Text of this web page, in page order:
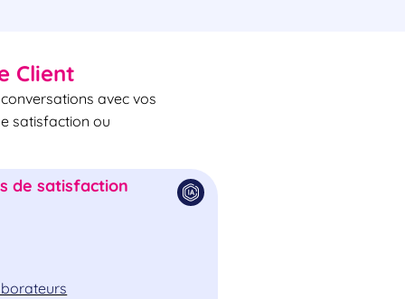
Client
avec vos
satisfaction ou
de satisfaction